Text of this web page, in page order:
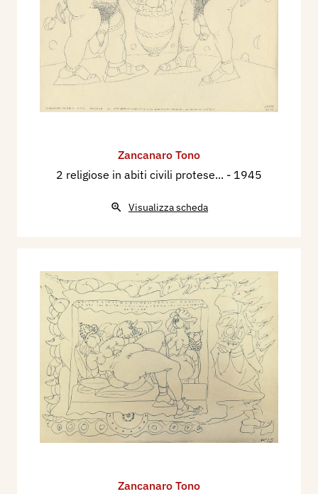
Zancanaro Tono
2 religiose in abiti civili protese... - 1945
Visualizza scheda
Zancanaro Tono